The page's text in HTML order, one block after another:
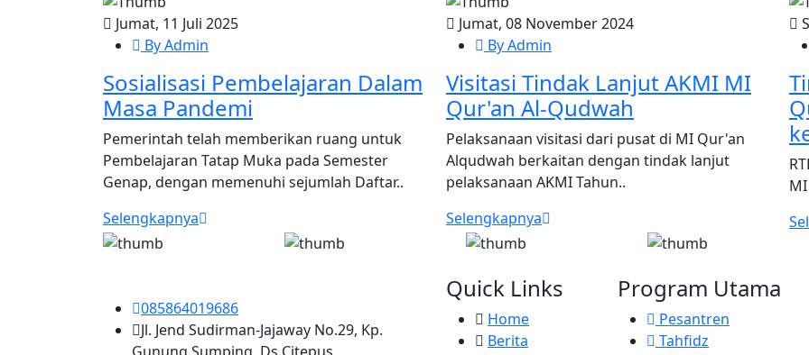
Jumat, 11 Juli 2025
By Admin
Sosialisasi Pembelajaran Dalam
Masa Pandemi
Pemerintah telah memberikan ruang untuk
Pembelajaran Tatap Muka pada Semester
Genap, dengan memenuhi sejumlah Daftar..
Selengkapnya
Jumat, 08 November 2024
By Admin
Visitasi Tindak Lanjut AKMI MI
Qur'an Al-Qudwah
Pelaksanaan visitasi dari pusat di MI Qur'an
Alqudwah berkaitan dengan tindak lanjut
pelaksanaan AKMI Tahun..
Selengkapnya
085864019686
Jl. Jend Sudirman-Jajaway No.29, Kp.
Quick Links
Home
Berita
Program Utama
Pesantren
Tahfidz